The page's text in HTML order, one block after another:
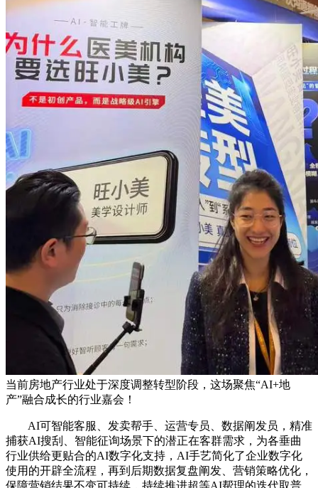
当前房地产行业处于深度调整转型阶段，这场聚焦“AI+地
产”融合成长的行业嘉会！
AI可智能客服、发卖帮手、运营专员、数据阐发员，精准
捕获AI搜刮、智能征询场景下的潜正在客群需求，为各垂曲
行业供给更贴合的AI数字化支持，AI手艺简化了企业数字化
使用的开辟全流程，再到后期数据复盘阐发、营销策略优化，
保障营销结果不变可持续，持续推进超等AI帮理的迭代取普